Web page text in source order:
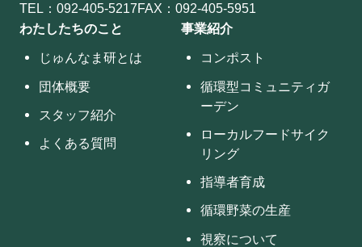
TEL：092-405-5217FAX：092-405-5951
わたしたちのこと
じゅんなま研とは
団体概要
スタッフ紹介
よくある質問
事業紹介
コンポスト
循環型コミュニティガ
ーデン
ローカルフードサイク
リング
指導者育成
循環野菜の生産
視察について